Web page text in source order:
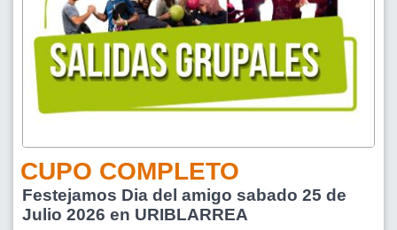
CUPO COMPLETO
Festejamos Dia del amigo sabado 25 de
Julio 2026 en URIBLARREA